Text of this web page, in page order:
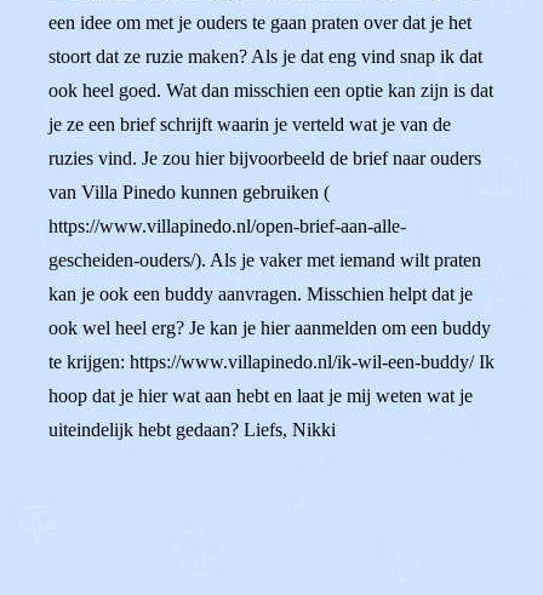
een idee om met je ouders te gaan praten over dat je het
stoort dat ze ruzie maken? Als je dat eng vind snap ik dat
ook heel goed. Wat dan misschien een optie kan zijn is dat
je ze een brief schrijft waarin je verteld wat je van de
ruzies vind. Je zou hier bijvoorbeeld de brief naar ouders
van Villa Pinedo kunnen gebruiken (
https://www.villapinedo.nl/open-brief-aan-alle-
gescheiden-ouders/). Als je vaker met iemand wilt praten
kan je ook een buddy aanvragen. Misschien helpt dat je
ook wel heel erg? Je kan je hier aanmelden om een buddy
te krijgen: https://www.villapinedo.nl/ik-wil-een-buddy/ Ik
hoop dat je hier wat aan hebt en laat je mij weten wat je
uiteindelijk hebt gedaan? Liefs, Nikki